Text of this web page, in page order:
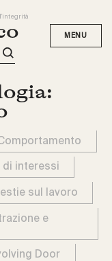
interessi
sul lavoro
e
Door